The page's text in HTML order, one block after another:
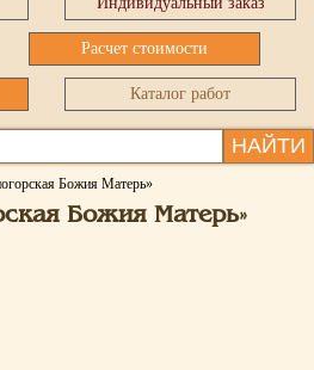
Расчет стоимости
Каталог работ
НАЙТИ
Божия Матерь»
Божия Матерь»